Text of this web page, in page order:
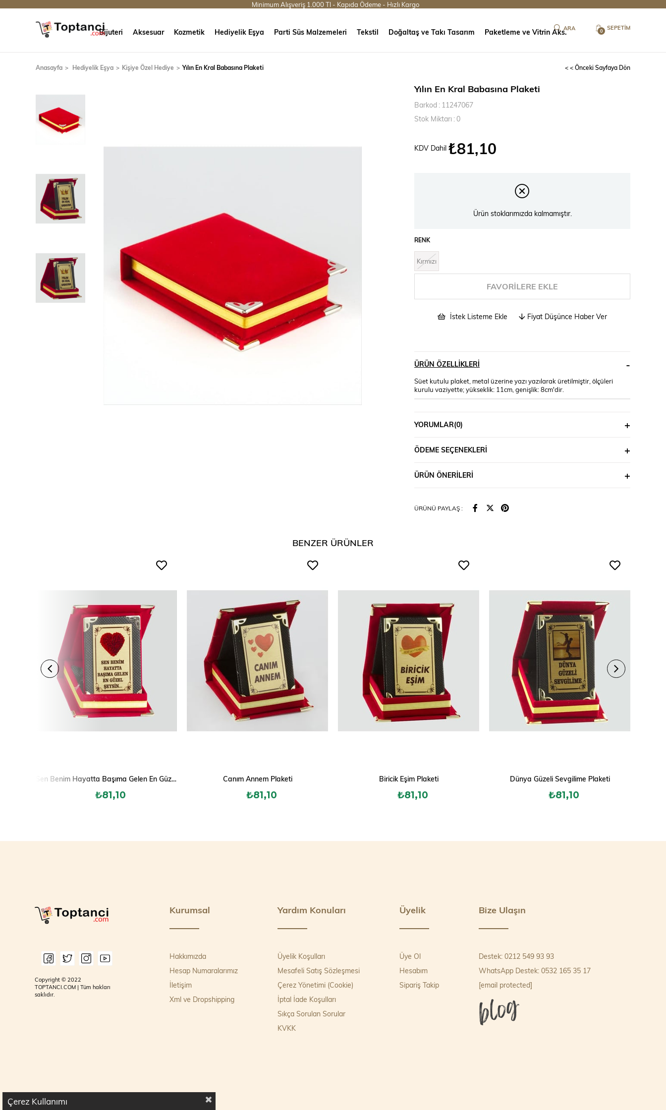
Minimum Alışveriş 1.000 Tl - Kapıda Ödeme - Hızlı Kargo
SEPETIM
0
Bijuteri Aksesuar Kozmetik Hediyelik Eşya Parti Süs Malzemeleri Tekstil Doğaltaş ve Takı Tasarım Paketleme ve Vitrin Aks.
Anasayfa Hediyelik Eşya Kişiye Özel Hediye Yılın En Kral Babasına Plaketi < < Önceki Sayfaya Dön
Yılın En Kral Babasına Plaketi
Barkod : 11247067
Stok Miktarı :0
KDV Dahil ₺81,10
Ürün stoklarımızda kalmamıştır.
RENK
Kırmızı
FAVORILERE EKLE
İstek Listeme Ekle Fiyat Düşünce Haber Ver
ÜRÜN ÖZELLIKLERI
Süet kutulu plaket, metal üzerine yazı yazılarak üretilmiştir, ölçüleri
kurulu vaziyette; yükseklik: 11cm, genişlik: 8cm'dir.
YORUMLAR(0)
ÖDEME SEÇENEKLERI
ÜRÜN ÖNERILERI
ÜRÜNÜ PAYLAŞ :
BENZER ÜRÜNLER
Sen Benim Hayatta Başıma Gelen En Güzel Şeysin Plaketi
₺81,10
Canım Annem Plaketi
₺81,10
Biricik Eşim Plaketi
₺81,10
Dünya Güzeli Sevgilime Plaketi
₺81,10
Kurumsal
Hakkımızda
Hesap Numaralarımız
İletişim
Xml ve Dropshipping
Yardım Konuları
Üyelik Koşulları
Mesafeli Satış Sözleşmesi
Çerez Yönetimi (Cookie)
İptal İade Koşulları
Sıkça Sorulan Sorular
KVKK
Üyelik
Üye Ol
Hesabım
Sipariş Takip
Bize Ulaşın
Destek: 0212 549 93 93
WhatsApp Destek: 0532 165 35 17
[email protected]
Copyright © 2022
TOPTANCI.COM | Tüm hakları
saklıdır.
Çerez Kullanımı